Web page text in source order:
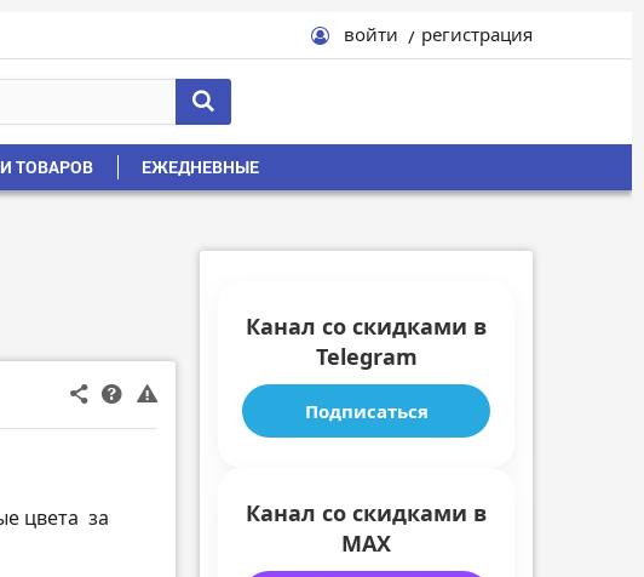
войти регистрация
ТОВАРОВ ЕЖЕДНЕВНЫЕ
цвета за
Канал со скидками в
Telegram
Подписаться
Канал со скидками в
MAX